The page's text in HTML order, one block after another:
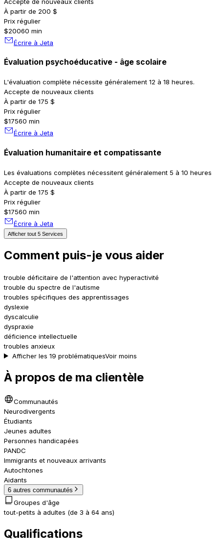
À partir de 200 $
Prix régulier
$20060 min
Écrire à Jeta
Évaluation psychoéducative - âge scolaire
L'évaluation complète nécessite généralement 12 à 18 heures.
Accepte de nouveaux clients
À partir de 175 $
Prix régulier
$17560 min
Écrire à Jeta
Évaluation humanitaire et compatissante
Les évaluations complètes nécessitent généralement 5 à 10 heures
Accepte de nouveaux clients
À partir de 175 $
Prix régulier
$17560 min
Écrire à Jeta
Afficher tout 5 Services
Comment puis-je vous aider
trouble déficitaire de l'attention avec hyperactivité
trouble du spectre de l'autisme
troubles spécifiques des apprentissages
dyslexie
dyscalculie
dyspraxie
déficience intellectuelle
troubles anxieux
Afficher les 19 problématiquesVoir moins
À propos de ma clientèle
Communautés
Neurodivergents
Étudiants
Jeunes adultes
Personnes handicapées
PANDC
Immigrants et nouveaux arrivants
Autochtones
Aidants
6 autres communautés
Groupes d'âge
tout-petits à adultes (de 3 à 64 ans)
Qualifications